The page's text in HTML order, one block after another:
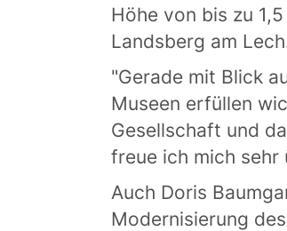
Höhe von bis zu
Landsberg am
"Gerade mit Blick
Museen erfüllen
Gesellschaft und
freue ich mich sehr
Auch Doris
Modernisierung